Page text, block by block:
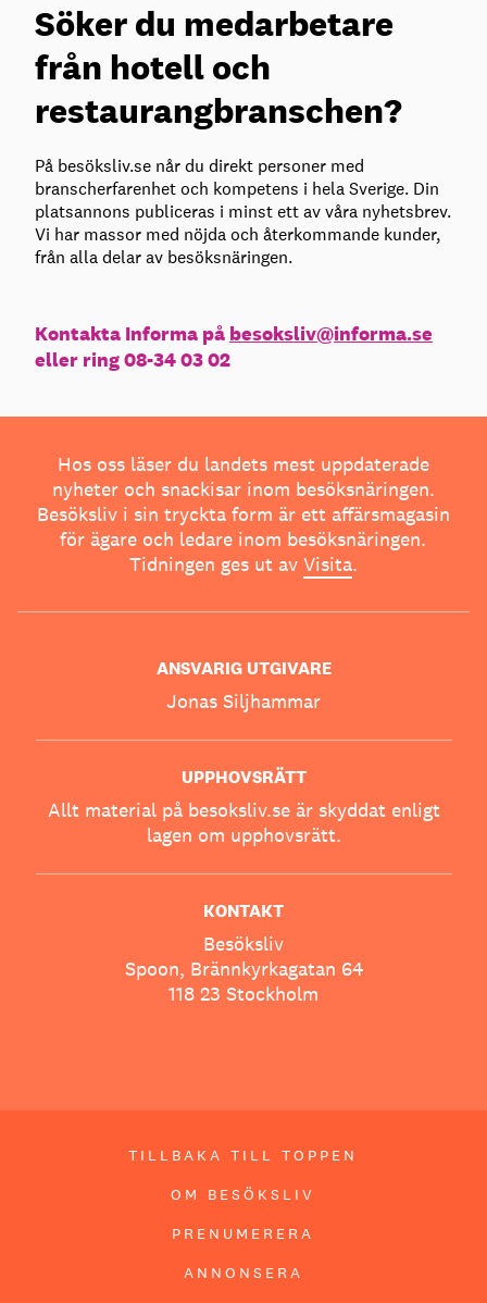
Söker du medarbetare
från hotell och
restaurangbranschen?
På besöksliv.se når du direkt personer med
branscherfarenhet och kompetens i hela Sverige. Din
platsannons publiceras i minst ett av våra nyhetsbrev.
Vi har massor med nöjda och återkommande kunder,
från alla delar av besöksnäringen.
Kontakta Informa på besoksliv@informa.se
eller ring 08-34 03 02
Hos oss läser du landets mest uppdaterade
nyheter och snackisar inom besöksnäringen.
Besöksliv i sin tryckta form är ett affärsmagasin
för ägare och ledare inom besöksnäringen.
Tidningen ges ut av Visita.
ANSVARIG UTGIVARE
Jonas Siljhammar
UPPHOVSRÄTT
Allt material på besoksliv.se är skyddat enligt
lagen om upphovsrätt.
KONTAKT
Besöksliv
Spoon, Brännkyrkagatan 64
118 23 Stockholm
TILLBAKA TILL TOPPEN
OM BESÖKSLIV
PRENUMERERA
ANNONSERA